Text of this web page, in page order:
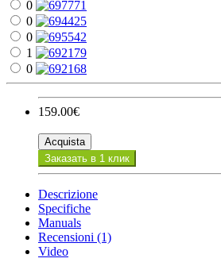
0
0
0
1
0
159.00€
Acquista
Заказать в 1 клик
Descrizione
Specifiche
Manuals
Recensioni (1)
Video